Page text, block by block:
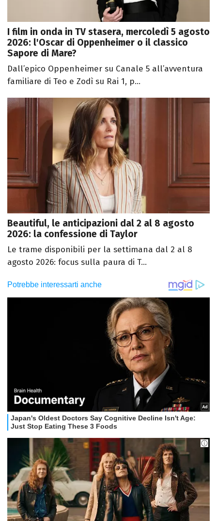
I film in onda in TV stasera, mercoledì 5 agosto
2026: l'Oscar di Oppenheimer o il classico
Sapore di Mare?
Dall’epico Oppenheimer su Canale 5 all’avventura
familiare di Teo e Zodì su Rai 1, p...
Beautiful, le anticipazioni dal 2 al 8 agosto
2026: la confessione di Taylor
Le trame disponibili per la settimana dal 2 al 8
agosto 2026: focus sulla paura di T...